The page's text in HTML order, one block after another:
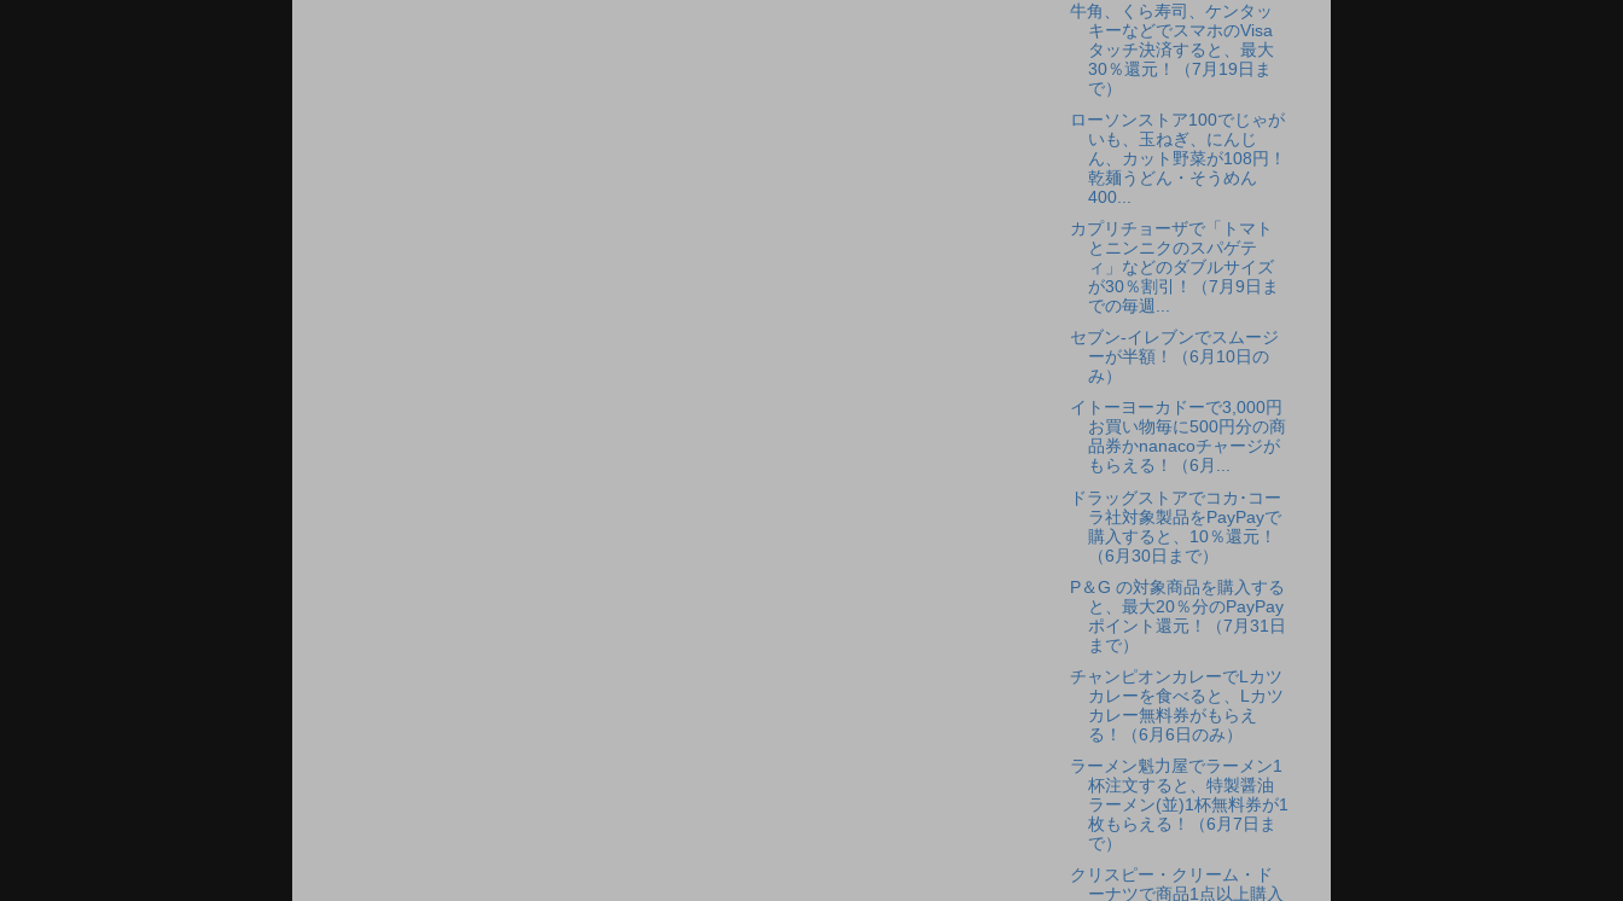
牛角、くら寿司、ケンタッ
キーなどでスマホのVisa
タッチ決済すると、最大
30％還元！（7月19日ま
で）
ローソンストア100でじゃが
いも、玉ねぎ、にんじ
ん、カット野菜が108円！
乾麺うどん・そうめん
400...
カプリチョーザで「トマト
とニンニクのスパゲテ
ィ」などのダブルサイズ
が30％割引！（7月9日ま
での毎週...
セブン-イレブンでスムージ
ーが半額！（6月10日の
み）
イトーヨーカドーで3,000円
お買い物毎に500円分の商
品券かnanacoチャージが
もらえる！（6月...
ドラッグストアでコカ･コー
ラ社対象製品をPayPayで
購入すると、10％還元！
（6月30日まで）
P＆G の対象商品を購入する
と、最大20％分のPayPay
ポイント還元！（7月31日
まで）
チャンピオンカレーでLカツ
カレーを食べると、Lカツ
カレー無料券がもらえ
る！（6月6日のみ）
ラーメン魁力屋でラーメン1
杯注文すると、特製醤油
ラーメン(並)1杯無料券が1
枚もらえる！（6月7日ま
で）
クリスピー・クリーム・ド
ーナツで商品1点以上購入